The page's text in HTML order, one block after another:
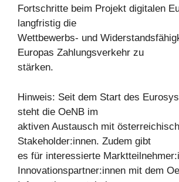
Fortschritte beim Projekt digitalen
langfristig die
Wettbewerbs- und
Europas Zahlungsverkehr zu
stärken.
Hinweis: Seit dem Start des
steht die OeNB im
aktiven Austausch mit
Stakeholder:innen. Zudem gibt
es für interessierte
Innovationspartner:innen mit dem